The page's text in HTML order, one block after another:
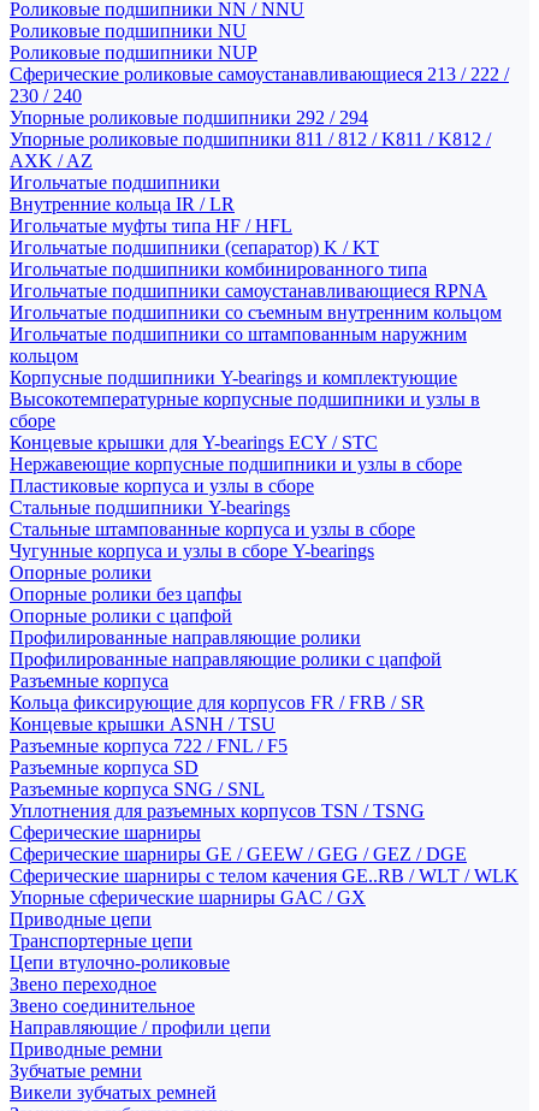
Роликовые подшипники NN / NNU
Роликовые подшипники NU
Роликовые подшипники NUP
Сферические роликовые самоустанавливающиеся 213 / 222 /
230 / 240
Упорные роликовые подшипники 292 / 294
Упорные роликовые подшипники 811 / 812 / K811 / K812 /
AXK / AZ
Игольчатые подшипники
Внутренние кольца IR / LR
Игольчатые муфты типа HF / HFL
Игольчатые подшипники (сепаратор) K / KT
Игольчатые подшипники комбинированного типа
Игольчатые подшипники самоустанавливающиеся RPNA
Игольчатые подшипники со съемным внутренним кольцом
Игольчатые подшипники со штампованным наружним
кольцом
Корпусные подшипники Y-bearings и комплектующие
Высокотемпературные корпусные подшипники и узлы в
сборе
Концевые крышки для Y-bearings ECY / STC
Нержавеющие корпусные подшипники и узлы в сборе
Пластиковые корпуса и узлы в сборе
Стальные подшипники Y-bearings
Стальные штампованные корпуса и узлы в сборе
Чугунные корпуса и узлы в сборе Y-bearings
Опорные ролики
Опорные ролики без цапфы
Опорные ролики с цапфой
Профилированные направляющие ролики
Профилированные направляющие ролики с цапфой
Разъемные корпуса
Кольца фиксирующие для корпусов FR / FRB / SR
Концевые крышки ASNH / TSU
Разъемные корпуса 722 / FNL / F5
Разъемные корпуса SD
Разъемные корпуса SNG / SNL
Уплотнения для разъемных корпусов TSN / TSNG
Сферические шарниры
Сферические шарниры GE / GEEW / GEG / GEZ / DGE
Сферические шарниры с телом качения GE..RB / WLT / WLK
Упорные сферические шарниры GAC / GX
Приводные цепи
Транспортерные цепи
Цепи втулочно-роликовые
Звено переходное
Звено соединительное
Направляющие / профили цепи
Приводные ремни
Зубчатые ремни
Викели зубчатых ремней